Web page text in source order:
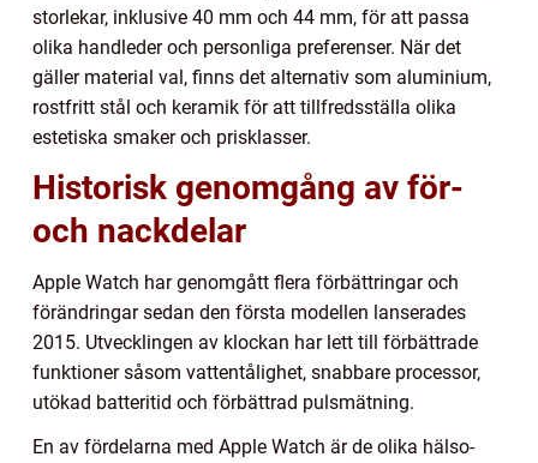
storlekar, inklusive 40 mm och 44 mm, för att passa
olika handleder och personliga preferenser. När det
gäller material val, finns det alternativ som aluminium,
rostfritt stål och keramik för att tillfredsställa olika
estetiska smaker och prisklasser.
Historisk genomgång av för-
och nackdelar
Apple Watch har genomgått flera förbättringar och
förändringar sedan den första modellen lanserades
2015. Utvecklingen av klockan har lett till förbättrade
funktioner såsom vattentålighet, snabbare processor,
utökad batteritid och förbättrad pulsmätning.
En av fördelarna med Apple Watch är de olika hälso-